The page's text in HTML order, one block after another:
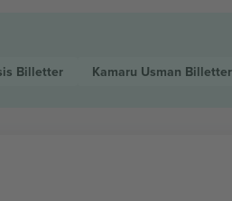
Billetter Kamaru Usman Billetter